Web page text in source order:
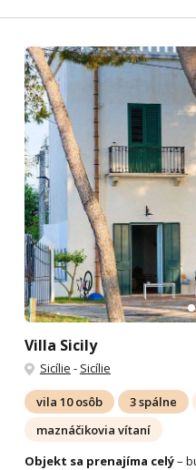
Villa Sicily
Sicílie - Sicílie
vila 10 osôb 3 spálne
maznáčikovia vítaní
Objekt sa prenajíma celý–